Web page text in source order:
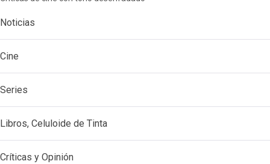
Noticias
Cine
Series
Libros, Celuloide de Tinta
Críticas y Opinión